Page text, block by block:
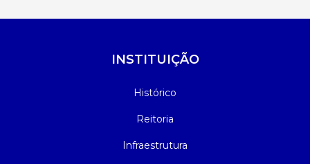
INSTITUIÇÃO
Histórico
Reitoria
Infraestrutura